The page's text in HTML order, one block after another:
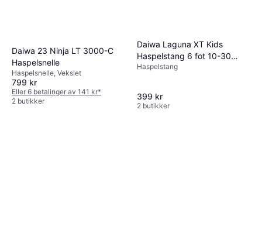
Daiwa 23 Ninja LT 3000-C
Haspelsnelle
Haspelsnelle, Vekslet
799 kr
Eller 6 betalinger av 141 kr*
2 butikker
Daiwa Laguna XT Kids
Haspelstang 6 fot 10-30
gram
Haspelstang
399 kr
2 butikker